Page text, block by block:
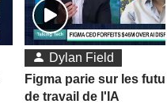
Dylan Field
Figma parie sur les
de travail de l'IA